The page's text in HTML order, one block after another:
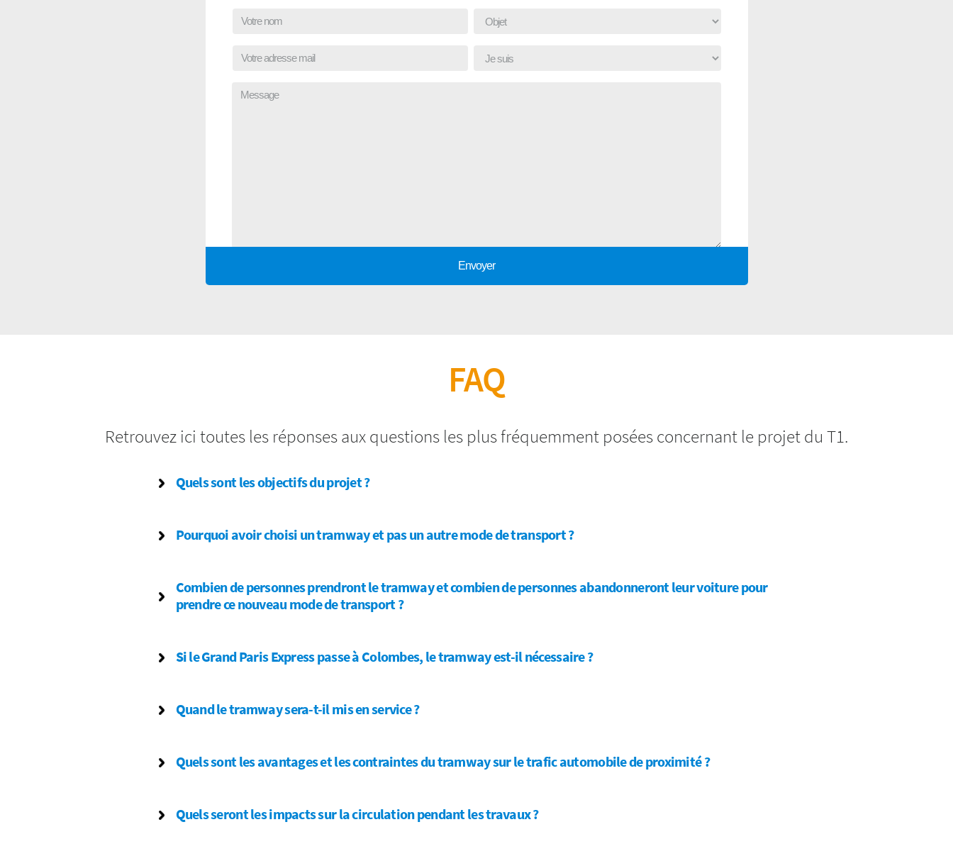
FAQ
Retrouvez ici toutes les réponses aux questions les plus fréquemment posées concernant le projet du T1.
Quels sont les objectifs du projet ?
Pourquoi avoir choisi un tramway et pas un autre mode de transport ?
Combien de personnes prendront le tramway et combien de personnes abandonneront leur voiture pour
prendre ce nouveau mode de transport ?
Si le Grand Paris Express passe à Colombes, le tramway est-il nécessaire ?
Quand le tramway sera-t-il mis en service ?
Quels sont les avantages et les contraintes du tramway sur le trafic automobile de proximité ?
Quels seront les impacts sur la circulation pendant les travaux ?